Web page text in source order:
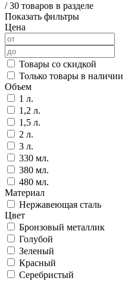
/30 товаров в разделе
Показать фильтры
Цена
Товары со скидкой
Только товары в наличии
Объем
1 л.
1,2 л.
1,5 л.
2 л.
3 л.
330 мл.
380 мл.
480 мл.
Материал
Нержавеющая сталь
Цвет
Бронзовый металлик
Голубой
Зеленый
Красный
Серебристый